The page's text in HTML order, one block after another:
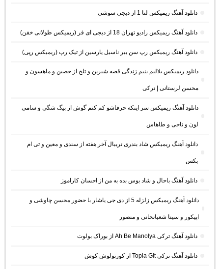
دانلود آهنگ ریمیکس لنا 1 از دیجی سوشی
دانلود آهنگ ریمیکس رادیو تهران 18 از دیجی ای فر (ریمیکس طولانی خفن)
دانلود آهنگ ریمیکس رپ سن بیر ناسیل یارسین از تیک رپ (ریمیکس رپی)
دانلود ریمیکس بلالیم بنیم زندگی قصه شیرین و تلخ از حصین و ماهسون و
محسن لرستانی | ترکی
دانلود آهنگ ریمیکس سر اینکه حرفاشو کم کنم گوش از بیگ شگی و سامی
لون و ناجی و طاهاس
دانلود آهنگ ریمیکس شاد بندری تریبال آخر هفته از سندی و معین و تی ام
بکس
دانلود آهنگ باحال و شاد بوس بده به من از احسان کاراموز
دانلود آهنگ ریمیکس زلزله 5 از دی جی یاشار با حضور محسن چاوشی و
اپیکور و سینا شعبانخانی و منصور
دانلود آهنگ ترکی Ah Be Manolya از بوراک بولوت
دانلود آهنگ ترکی Topla Git از کورتولوش کوش